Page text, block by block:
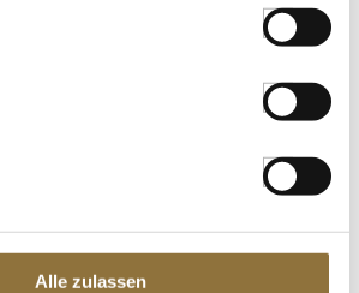
Alle zulassen
Wiberg Rinder Bouillon, kräftig, 1100g,